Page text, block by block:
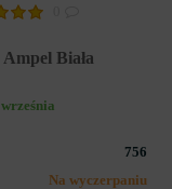
Biała
756
Na wyczerpaniu